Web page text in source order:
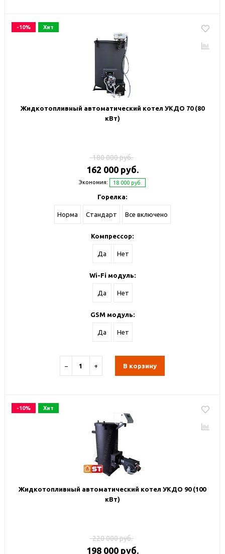
-10% Хит
Жидкотопливный автоматический котел УКДО 70 (80
кВт)
180 000 руб.
162 000 руб.
Экономия: 18 000 руб.
Горелка:
Норма Стандарт Все включено
Компрессор:
Да Нет
Wi-Fi модуль:
Да Нет
GSM модуль:
Да Нет
− + В корзину
-10% Хит
Жидкотопливный автоматический котел УКДО 90 (100
кВт)
220 000 руб.
198 000 руб.